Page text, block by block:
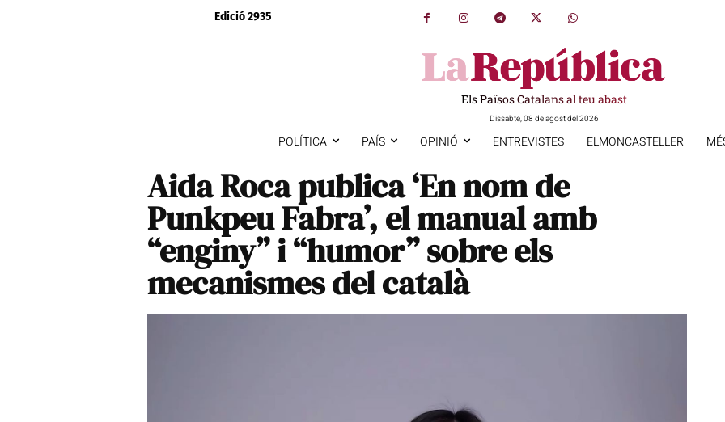
Edició 2935
Els Països Catalans al teu abast
Dissabte, 08 de agost del 2026
POLÍTICA PAÍS OPINIÓ ENTREVISTES ELMONCASTELLER
Aida Roca publica ‘En nom de
Punkpeu Fabra’, el manual amb
“enginy” i “humor” sobre els
mecanismes del català